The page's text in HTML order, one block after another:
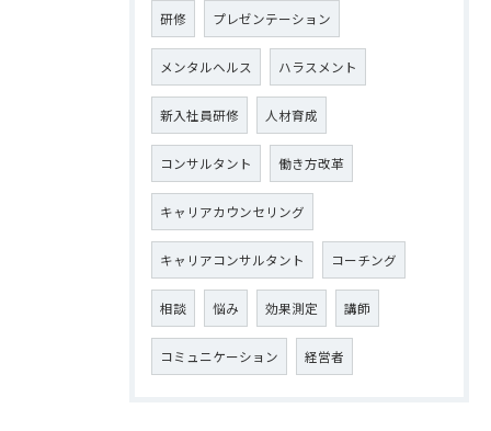
研修 プレゼンテーション
メンタルヘルス ハラスメント
新入社員研修 人材育成
コンサルタント 働き方改革
キャリアカウンセリング
キャリアコンサルタント コーチング
相談 悩み 効果測定 講師
コミュニケーション 経営者